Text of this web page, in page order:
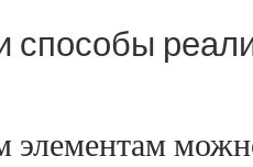
способы
элементам